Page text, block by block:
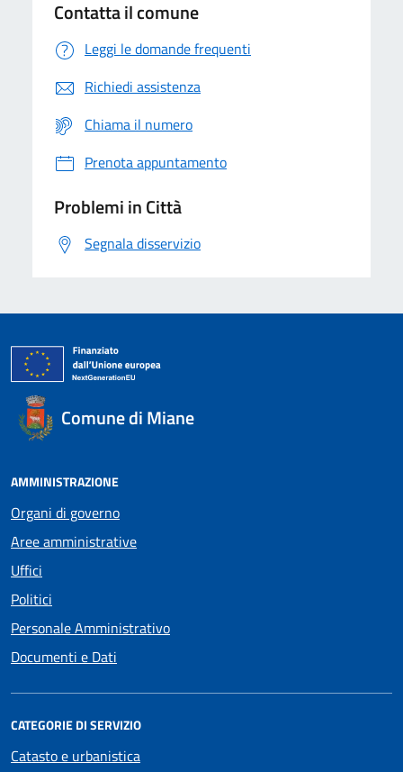
Contatta il comune
Leggi le domande frequenti
Richiedi assistenza
Chiama il numero
Prenota appuntamento
Problemi in Città
Segnala disservizio
Comune di Miane
AMMINISTRAZIONE
Organi di governo
Aree amministrative
Uffici
Politici
Personale Amministrativo
Documenti e Dati
CATEGORIE DI SERVIZIO
Catasto e urbanistica